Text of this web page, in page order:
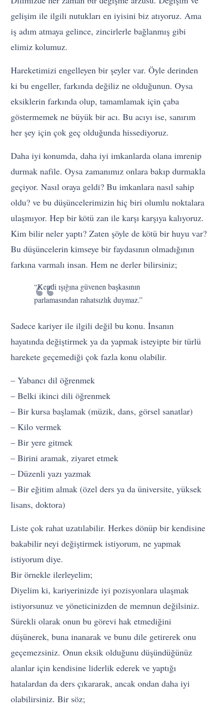
gelişim ile ilgili nutukları en iyisini biz atıyoruz. Ama
iş adım atmaya gelince, zincirlerle bağlanmış gibi
elimiz kolumuz.
Hareketimizi engelleyen bir şeyler var. Öyle derinden
ki bu engeller, farkında değiliz ne olduğunun. Oysa
eksiklerin farkında olup, tamamlamak için çaba
göstermemek ne büyük bir acı. Bu acıyı ise, sanırım
her şey için çok geç olduğunda hissediyoruz.
Daha iyi konumda, daha iyi imkanlarda olana imrenip
durmak nafile. Oysa zamanımız onlara bakıp durmakla
geçiyor. Nasıl oraya geldi? Bu imkanlara nasıl sahip
oldu? ve bu düşüncelerimizin hiç biri olumlu noktalara
ulaşmıyor. Hep bir kötü zan ile karşı karşıya kalıyoruz.
Kim bilir neler yaptı? Zaten şöyle de kötü bir huyu var?
Bu düşüncelerin kimseye bir faydasının olmadığının
farkına varmalı insan. Hem ne derler bilirsiniz;
“Kendi ışığına güvenen başkasının
parlamasından rahatsızlık duymaz.”
Sadece kariyer ile ilgili değil bu konu. İnsanın
hayatında değiştirmek ya da yapmak isteyipte bir türlü
harekete geçemediği çok fazla konu olabilir.
– Yabancı dil öğrenmek
– Belki ikinci dili öğrenmek
– Bir kursa başlamak (müzik, dans, görsel sanatlar)
– Kilo vermek
– Bir yere gitmek
– Birini aramak, ziyaret etmek
– Düzenli yazı yazmak
– Bir eğitim almak (özel ders ya da üniversite, yüksek
lisans, doktora)
Liste çok rahat uzatılabilir. Herkes dönüp bir kendisine
bakabilir neyi değiştirmek istiyorum, ne yapmak
istiyorum diye.
Bir örnekle ilerleyelim;
Diyelim ki, kariyerinizde iyi pozisyonlara ulaşmak
istiyorsunuz ve yöneticinizden de memnun değilsiniz.
Sürekli olarak onun bu görevi hak etmediğini
düşünerek, buna inanarak ve bunu dile getirerek onu
geçemezsiniz. Onun eksik olduğunu düşündüğünüz
alanlar için kendisine liderlik ederek ve yaptığı
hatalardan da ders çıkararak, ancak ondan daha iyi
olabilirsiniz. Bir söz;